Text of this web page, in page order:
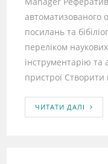
автоматизованого
посилань та
переліком
інструментарію та
пристрої
ЧИТАТИ ДАЛІ